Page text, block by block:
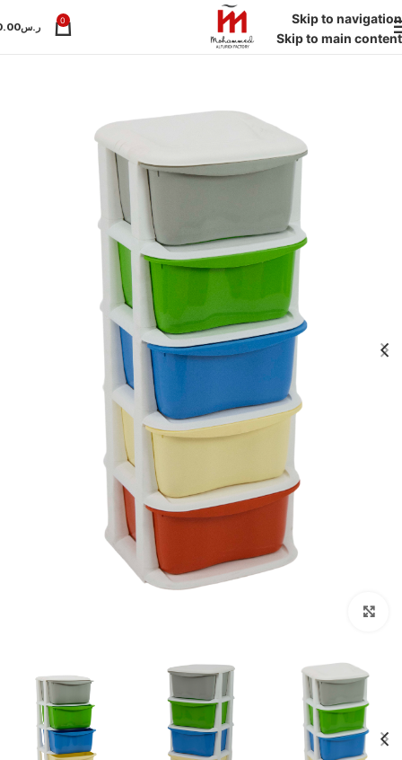
Skip to navigation
Skip to main content
0 ر.س